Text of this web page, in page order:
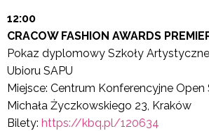
12:00
CRACOW FASHION AWARDS
Pokaz dyplomowy Szkoły
Ubioru SAPU
Miejsce: Centrum Konferencyjne Open
Michała Życzkowskiego 23, Kraków
Bilety: https://kbq.pl/120634